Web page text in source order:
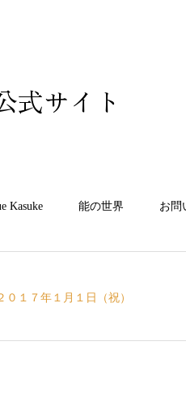
式サイト
Kasuke 能の世界 お問
１７年１月１日（祝）